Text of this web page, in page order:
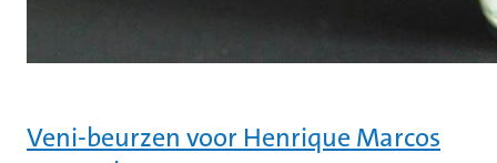
Veni-beurzen voor Henrique Marcos